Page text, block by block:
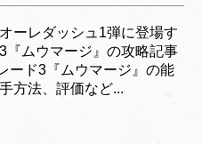
ーレダッシュ1弾に登場す
『ムウマージ』の攻略記事
ード3『ムウマージ』の能
方法、評価など...